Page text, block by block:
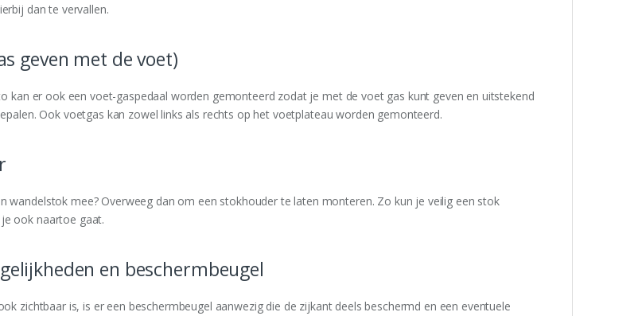
dan te vervallen.
geven met de voet)
kan er ook een voet-gaspedaal worden gemonteerd zodat je met de voet gas kunt geven en uitstekend
Ook voetgas kan zowel links als rechts op het voetplateau worden gemonteerd.
wandelstok mee? Overweeg dan om een stokhouder te laten monteren. Zo kun je veilig een stok
ook naartoe gaat.
en beschermbeugel
zichtbaar is, is er een beschermbeugel aanwezig die de zijkant deels beschermd en een eventuele